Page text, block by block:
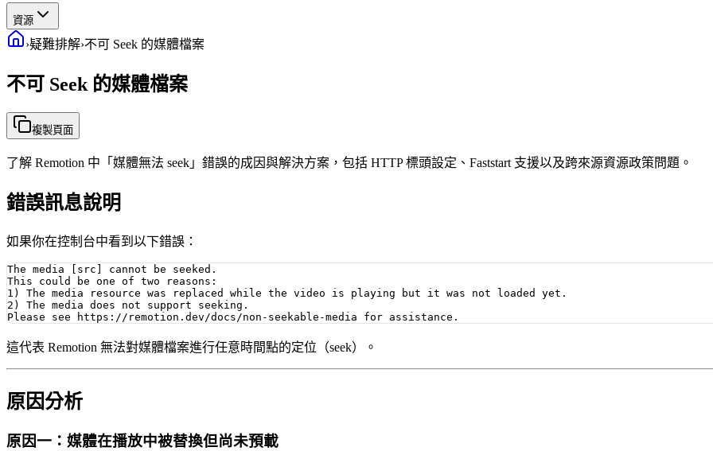
資源
›疑難排解›不可 Seek 的媒體檔案
不可 Seek 的媒體檔案
複製頁面
了解 Remotion 中「媒體無法 seek」錯誤的成因與解決方案，包括 HTTP 標頭設定、Faststart 支援以及跨來源資源政策問題。
錯誤訊息說明
如果你在控制台中看到以下錯誤：
The media [src] cannot be seeked.
This could be one of two reasons:
1) The media resource was replaced while the video is playing but it was not loaded yet.
2) The media does not support seeking.
這代表 Remotion 無法對媒體檔案進行任意時間點的定位（seek）。
原因分析
原因一：媒體在播放中被替換但尚未預載